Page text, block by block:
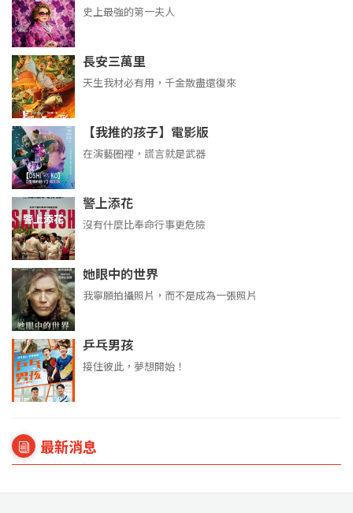
史上最強的第一夫人
長安三萬里
天生我材必有用，千金散盡還復來
【我推的孩子】電影版
在演藝圈裡，謊言就是武器
警上添花
沒有什麼比奉命行事更危險
她眼中的世界
我寧願拍攝照片，而不是成為一張照片
乒乓男孩
接住彼此，夢想開始！
最新消息